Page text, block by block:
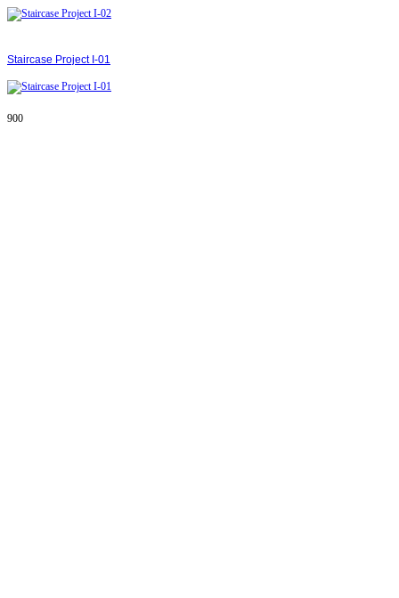
Staircase Project І-01
900